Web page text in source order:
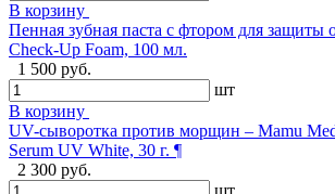
В корзину
Пенная зубная паста с фтором для защиты
Check-Up Foam, 100 мл.
1 500 руб.
шт
В корзину
UV-сыворотка против морщин – Mamu
Serum UV White, 30 г. ¶
2 300 руб.